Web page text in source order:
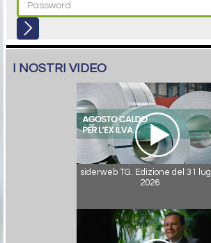
I NOSTRI VIDEO
siderweb TG. Edizione del 31
2026